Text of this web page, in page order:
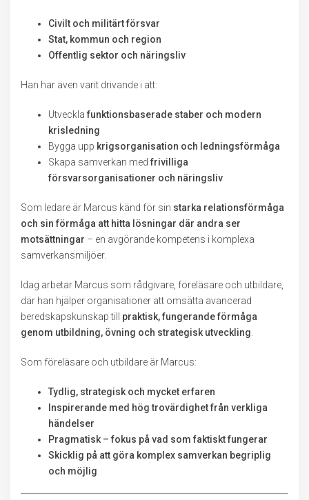
Civilt och militärt försvar
Stat, kommun och region
Offentlig sektor och näringsliv
Han har även varit drivande i att:
Utvecklafunktionsbaserade staber och modern
krisledning
Bygga upp krigsorganisation och ledningsförmåga
Skapa samverkan medfrivilliga
försvarsorganisationer och näringsliv
Som ledare är Marcus känd för sin starka relationsförmåga
och sin förmåga att hitta lösningar där andra ser
motsättningar – en avgörande kompetens i komplexa
samverkansmiljöer.
Idag arbetar Marcus som rådgivare, föreläsare och utbildare,
där han hjälper organisationer att omsätta avancerad
beredskapskunskap till praktisk, fungerande förmåga
genom utbildning, övning och strategisk utveckling
Som föreläsare och utbildare är Marcus:
Tydlig, strategisk och mycket erfaren
Inspirerande med hög trovärdighet från verkliga
händelser
Pragmatisk – fokus på vad som faktiskt fungerar
Skicklig på att göra komplex samverkan begriplig
och möjlig